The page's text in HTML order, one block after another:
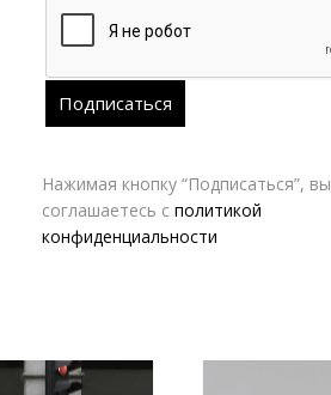
Нажимая кнопку “Подписаться”, вы
соглашаетесь с политикой
конфиденциальности